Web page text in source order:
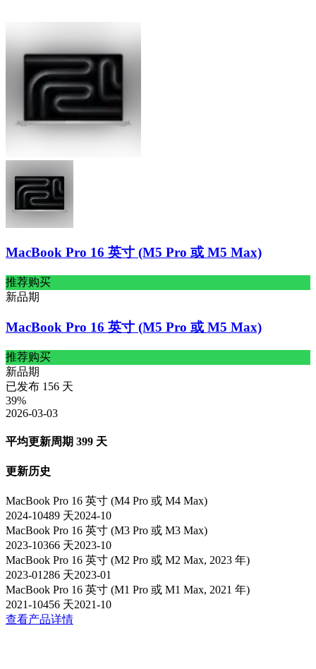
MacBook Pro 16 英寸 (M5 Pro 或 M5 Max)
推荐购买
新品期
MacBook Pro 16 英寸 (M5 Pro 或 M5 Max)
推荐购买
新品期
已发布 156 天
39%
2026-03-03
平均更新周期 399 天
更新历史
MacBook Pro 16 英寸 (M4 Pro 或 M4 Max)
2024-10489 天2024-10
MacBook Pro 16 英寸 (M3 Pro 或 M3 Max)
2023-10366 天2023-10
MacBook Pro 16 英寸 (M2 Pro 或 M2 Max, 2023 年)
2023-01 286 天2023-01
MacBook Pro 16 英寸 (M1 Pro 或 M1 Max, 2021 年)
2021-10456 天2021-10
查看产品详情